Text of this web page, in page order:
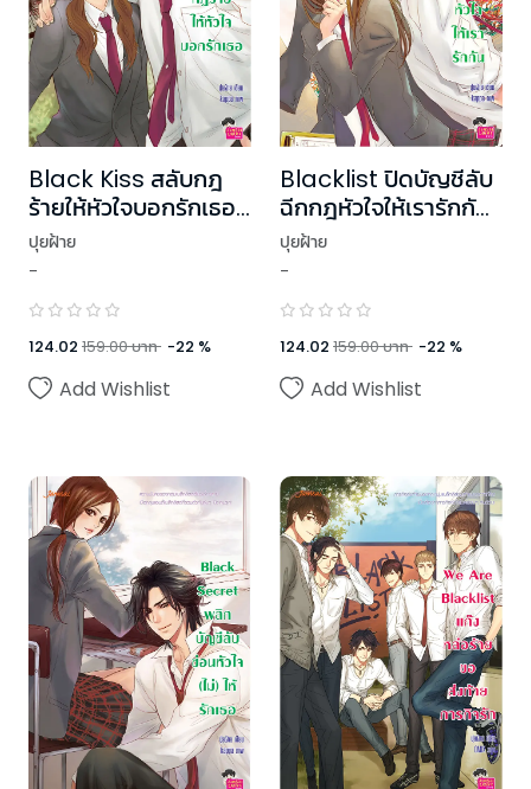
Black Kiss สลับกฎ
ร้ายให้หัวใจบอกรักเธอ
ชุด Blacklist
ปุยฝ้าย
-
124.02 159.00บาท -22 %
Add Wishlist
Blacklist ปิดบัญชีลับ
ฉีกกฎหัวใจให้เรารักกัน
ชุด Blacklist
ปุยฝ้าย
-
124.02 159.00บาท -22 %
Add Wishlist